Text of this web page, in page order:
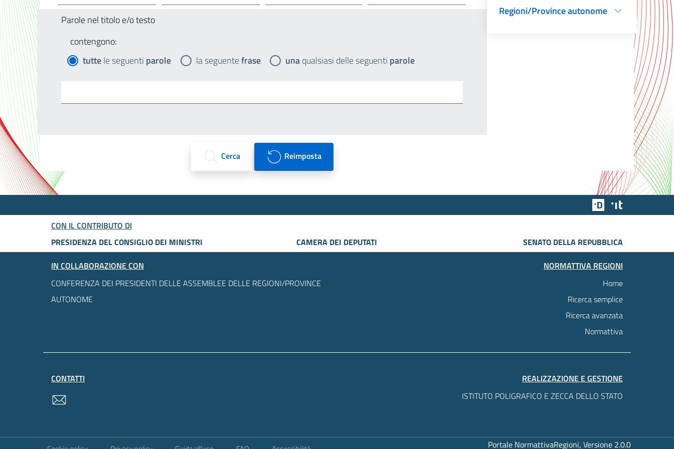
Parole nel titolo e/o testo
contengono:
tuttele seguenti parole la seguentefrase unaqualsiasi delle seguenti parole
Cerca Reimposta
Regioni/Province autonome
Team Digitale
CON IL CONTRIBUTO DI
PRESIDENZA DEL CONSIGLIO DEI MINISTRI
CAMERA DEI DEPUTATI
SENATO DELLA REPUBBLICA
IN COLLABORAZIONE CON
CONFERENZA DEI PRESIDENTI DELLE ASSEMBLEE DELLE REGIONI/PROVINCE
AUTONOME
NORMATTIVA REGIONI
Home
Ricerca semplice
Ricerca avanzata
Normattiva
CONTATTI
REALIZZAZIONE E GESTIONE
ISTITUTO POLIGRAFICO E ZECCA DELLO STATO
Portale NormattivaRegioni, Versione 2.0.0